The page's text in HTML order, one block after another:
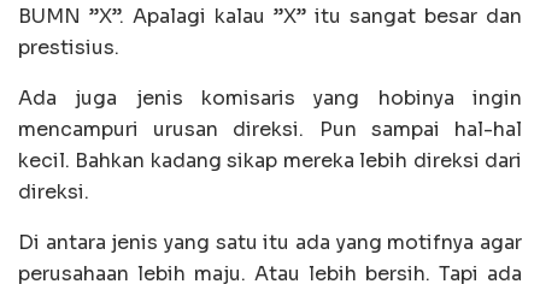
BUMN ”X”. Apalagi kalau ”X” itu sangat besar dan
prestisius.
Ada juga jenis komisaris yang hobinya ingin
mencampuri urusan direksi. Pun sampai hal-hal
kecil. Bahkan kadang sikap mereka lebih direksi dari
direksi.
Di antara jenis yang satu itu ada yang motifnya agar
perusahaan lebih maju. Atau lebih bersih. Tapi ada